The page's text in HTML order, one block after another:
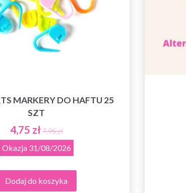
MARKERY DO HAFTU 25
SZT
4,75 zł7,95 zł
Okazja 31/08/2026
Dodaj do koszyka